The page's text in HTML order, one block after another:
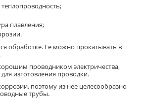
плавления;
обработке. Ее можно прокатывать в
проводником электричества,
изготовления проводки.
поэтому из нее целесообразно
трубы.